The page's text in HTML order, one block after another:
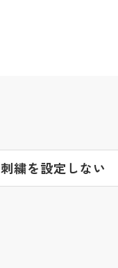
刺繍を設定しない